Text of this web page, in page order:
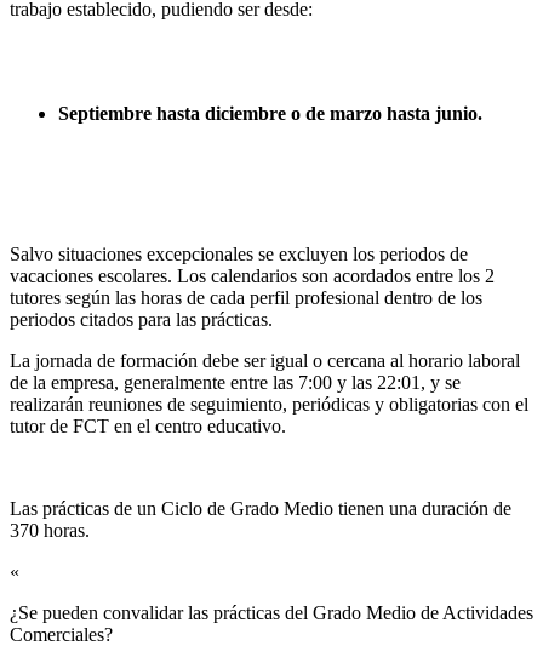
trabajo establecido, pudiendo ser desde:
Septiembre hasta diciembre o de marzo hasta junio.
Salvo situaciones excepcionales se excluyen los periodos de
vacaciones escolares. Los calendarios son acordados entre los 2
tutores según las horas de cada perfil profesional dentro de los
periodos citados para las prácticas.
La jornada de formación debe ser igual o cercana al horario laboral
de la empresa, generalmente entre las 7:00 y las 22:01, y se
realizarán reuniones de seguimiento, periódicas y obligatorias con el
tutor de FCT en el centro educativo.
Las prácticas de un Ciclo de Grado Medio tienen una duración de
370 horas.
«
¿Se pueden convalidar las prácticas del Grado Medio de Actividades
Comerciales?​